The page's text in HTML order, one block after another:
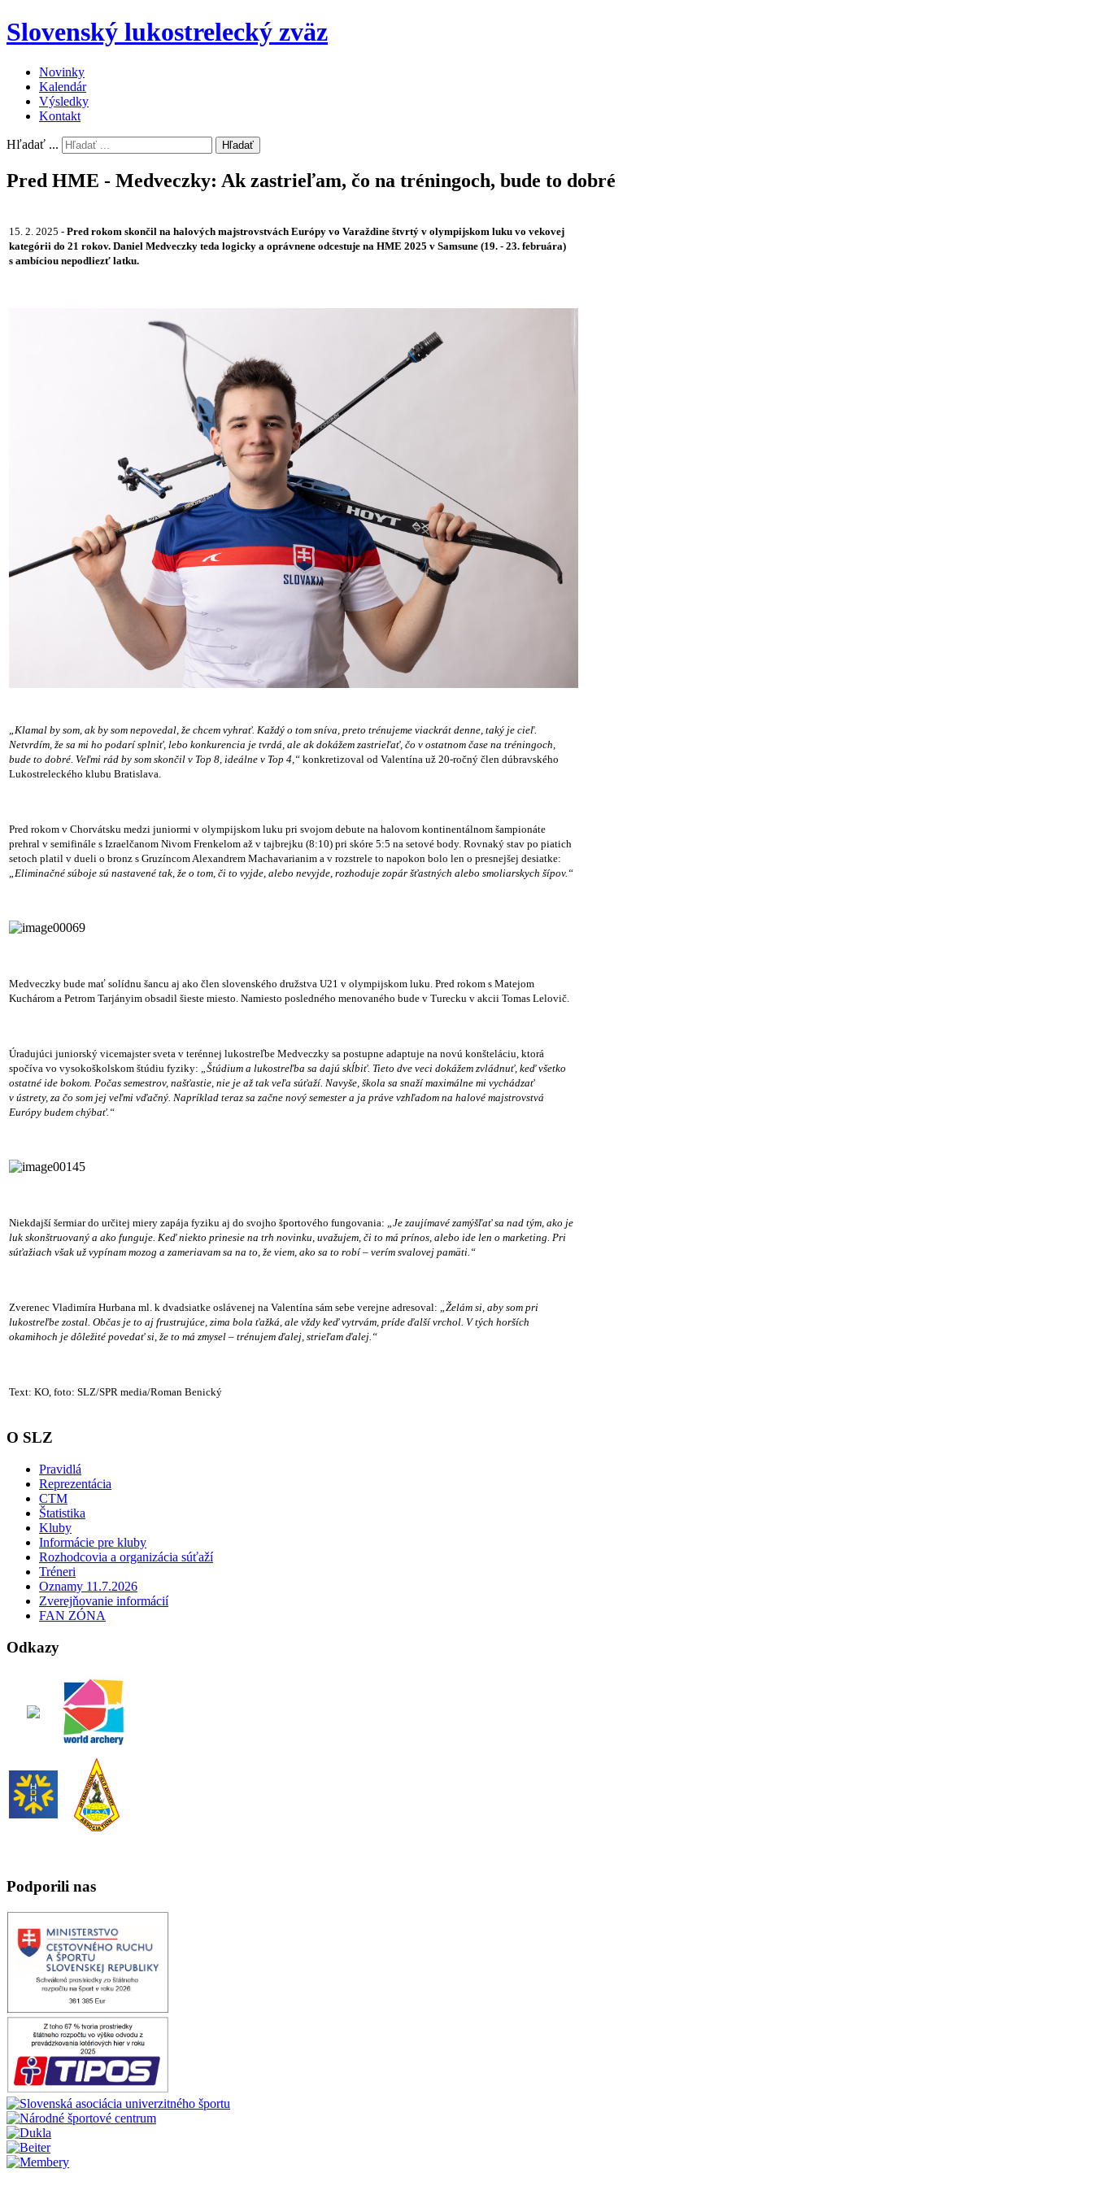
Slovenský lukostrelecký zväz
Novinky
Kalendár
Výsledky
Kontakt
Hľadať ... Hľadať
Pred HME - Medveczky: Ak zastrieľam, čo na tréningoch, bude to dobré
15. 2. 2025 - Pred rokom skončil na halových majstrovstvách Európy vo Varaždine štvrtý v olympijskom luku vo vekovej
kategórii do 21 rokov. Daniel Medveczky teda logicky a oprávnene odcestuje na HME 2025 v Samsune (19. - 23. februára)
s ambíciou nepodliezť latku.
„Klamal by som, ak by som nepovedal, že chcem vyhrať. Každý o tom sníva, preto trénujeme viackrát denne, taký je cieľ.
Netvrdím, že sa mi ho podarí splniť, lebo konkurencia je tvrdá, ale ak dokážem zastrieľať, čo v ostatnom čase na tréningoch,
bude to dobré. Veľmi rád by som skončil v Top 8, ideálne v Top 4,“ konkretizoval od Valentína už 20-ročný člen dúbravského
Lukostreleckého klubu Bratislava.
Pred rokom v Chorvátsku medzi juniormi v olympijskom luku pri svojom debute na halovom kontinentálnom šampionáte
prehral v semifinále s Izraelčanom Nivom Frenkelom až v tajbrejku (8:10) pri skóre 5:5 na setové body. Rovnaký stav po piatich
setoch platil v dueli o bronz s Gruzíncom Alexandrem Machavarianim a v rozstrele to napokon bolo len o presnejšej desiatke:
„Eliminačné súboje sú nastavené tak, že o tom, či to vyjde, alebo nevyjde, rozhoduje zopár šťastných alebo smoliarskych šípov.“
Medveczky bude mať solídnu šancu aj ako člen slovenského družstva U21 v olympijskom luku. Pred rokom s Matejom
Kuchárom a Petrom Tarjányim obsadil šieste miesto. Namiesto posledného menovaného bude v Turecku v akcii Tomas Lelovič.
Úradujúci juniorský vicemajster sveta v terénnej lukostreľbe Medveczky sa postupne adaptuje na novú konšteláciu, ktorá
spočíva vo vysokoškolskom štúdiu fyziky:
„Štúdium a lukostreľba sa dajú skĺbiť. Tieto dve veci dokážem zvládnuť, keď všetko
ostatné ide bokom. Počas semestrov, našťastie, nie je až tak veľa súťaží. Navyše, škola sa snaží maximálne mi vychádzať
v ústrety, za čo som jej veľmi vďačný. Napríklad teraz sa začne nový semester a ja práve vzhľadom na halové majstrovstvá
Európy budem chýbať.“
Niekdajší šermiar do určitej miery zapája fyziku aj do svojho športového fungovania:
„Je zaujímavé zamýšľať sa nad tým, ako je
luk skonštruovaný a ako funguje. Keď niekto prinesie na trh novinku, uvažujem, či to má prínos, alebo ide len o marketing. Pri
súťažiach však už vypínam mozog a zameriavam sa na to, že viem, ako sa to robí – verím svalovej pamäti.“
Zverenec Vladimíra Hurbana ml. k dvadsiatke oslávenej na Valentína sám sebe verejne adresoval:
„Želám si, aby som pri
lukostreľbe zostal. Občas je to aj frustrujúce, zima bola ťažká, ale vždy keď vytrvám, príde ďalší vrchol. V tých horších
okamihoch je dôležité povedať si, že to má zmysel – trénujem ďalej, strieľam ďalej.“
Text: KO, foto: SLZ/SPR media/Roman Benický
O SLZ
Pravidlá
Reprezentácia
CTM
Štatistika
Kluby
Informácie pre kluby
Rozhodcovia a organizácia súťaží
Tréneri
Oznamy 11.7.2026
Zverejňovanie informácií
FAN ZÓNA
Odkazy
Podporili nas